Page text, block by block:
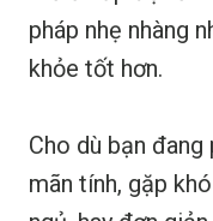
pháp nhẹ nhàng
khỏe tốt hơn.
Cho dù bạn
mãn tính, gặp